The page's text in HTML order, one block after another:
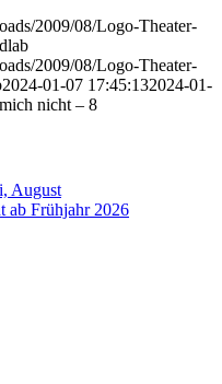
2009/08/Logo-Theater-
2009/08/Logo-Theater-
2024-01-07 17:45:132024-01-
nicht – 8
August
ab Frühjahr 2026